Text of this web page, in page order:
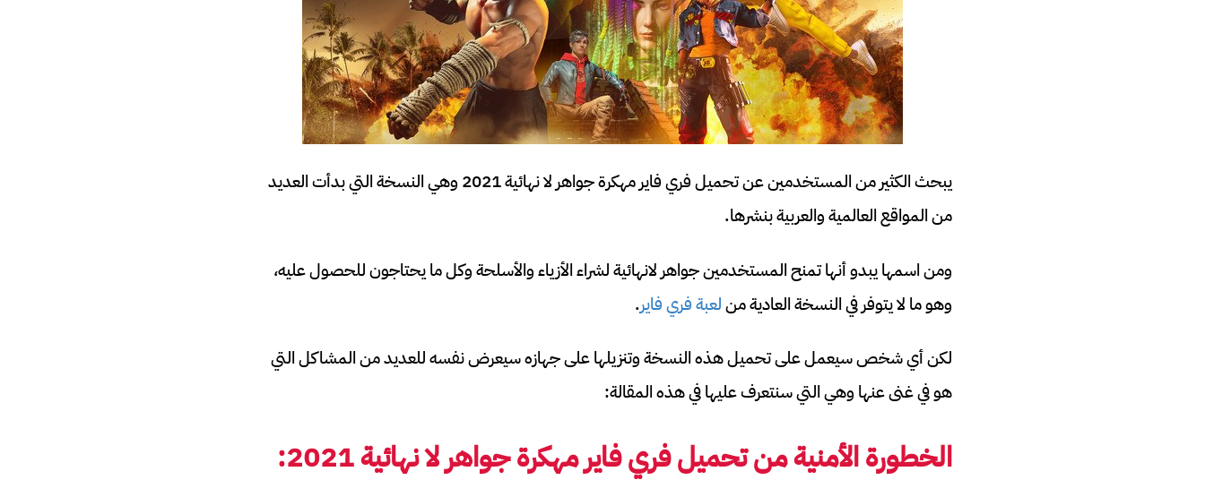
يبحث الكثير من المستخدمين عن تحميل فري فاير مهكرة جواهر لا نهائية 2021 وهي النسخة التي بدأت العديد
من المواقع العالمية والعربية بنشرها.
ومن اسمها يبدو أنها تمنح المستخدمين جواهر لانهائية لشراء الأزياء والأسلحة وكل ما يحتاجون للحصول عليه،
وهو ما لا يتوفر في النسخة العادية منلعبة فري فاير.
لكن أي شخص سيعمل على تحميل هذه النسخة وتنزيلها على جهازه سيعرض نفسه للعديد من المشاكل التي
هو في غنى عنها وهي التي سنتعرف عليها في هذه المقالة:
الخطورة الأمنية من تحميل فري فاير مهكرة جواهر لا نهائية